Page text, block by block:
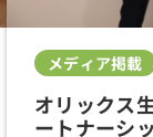
メディア掲載
オリック
ートナーシ